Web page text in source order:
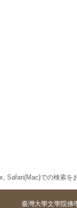
Safari(Mac)での検索を
臺灣大學文學院佛